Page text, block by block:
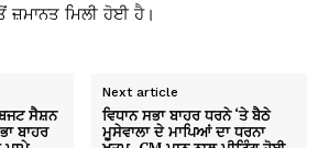
ਜ਼ਮਾਨਤ ਮਿਲੀ ਹੋਈ ਹੈ।
ਸੈਸ਼ਨ
ਬਾਹਰ
Next article
ਵਿਧਾਨ ਸਭਾ ਬਾਹਰ ਧਰਨੇ ‘ਤੇ ਬੈਠੇ
ਮੂਸੇਵਾਲਾ ਦੇ ਮਾਪਿਆਂ ਦਾ ਧਰਨਾ